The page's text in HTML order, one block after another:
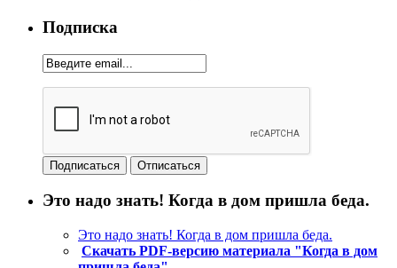
Подписка
Это надо знать! Когда в дом пришла беда.
Это надо знать! Когда в дом пришла беда.
Скачать PDF-версию материала "Когда в дом